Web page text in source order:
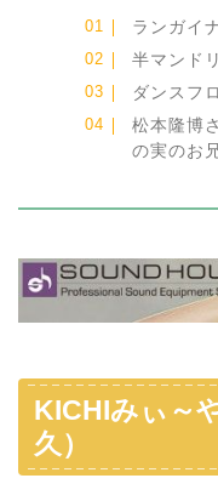
ランガイ
半マンド
ダンスフ
松本隆博
の実のお
KICHIみぃ～
久）